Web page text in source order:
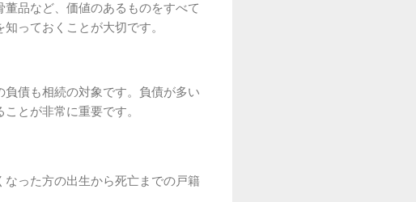
品など、価値のあるものをすべて
っておくことが大切です。
債も相続の対象です。負債が多い
とが非常に重要です。
った方の出生から死亡までの戸籍